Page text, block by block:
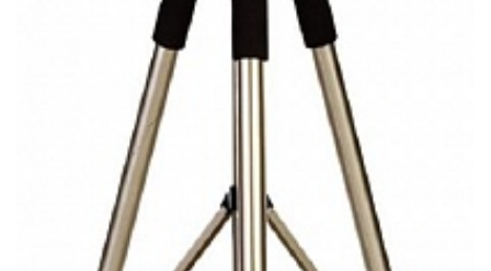
Новогодние товары
Отопление и климат
Подарочные сертификаты
Расходные материалы и оснастка
Сад-огород
Садовая техника